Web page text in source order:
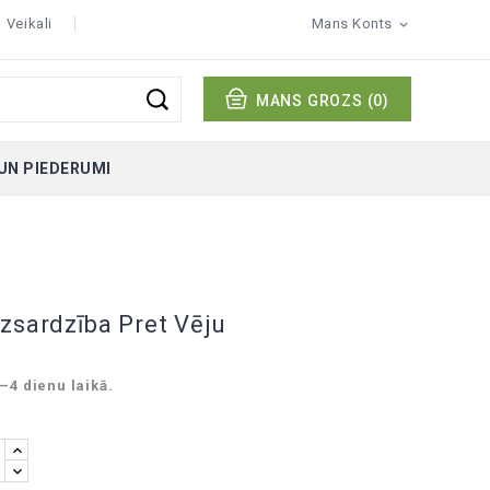
Mans Konts 
Veikali
MANS GROZS (0)
PIEDERUMI
Pret Vēju
dienu laikā.